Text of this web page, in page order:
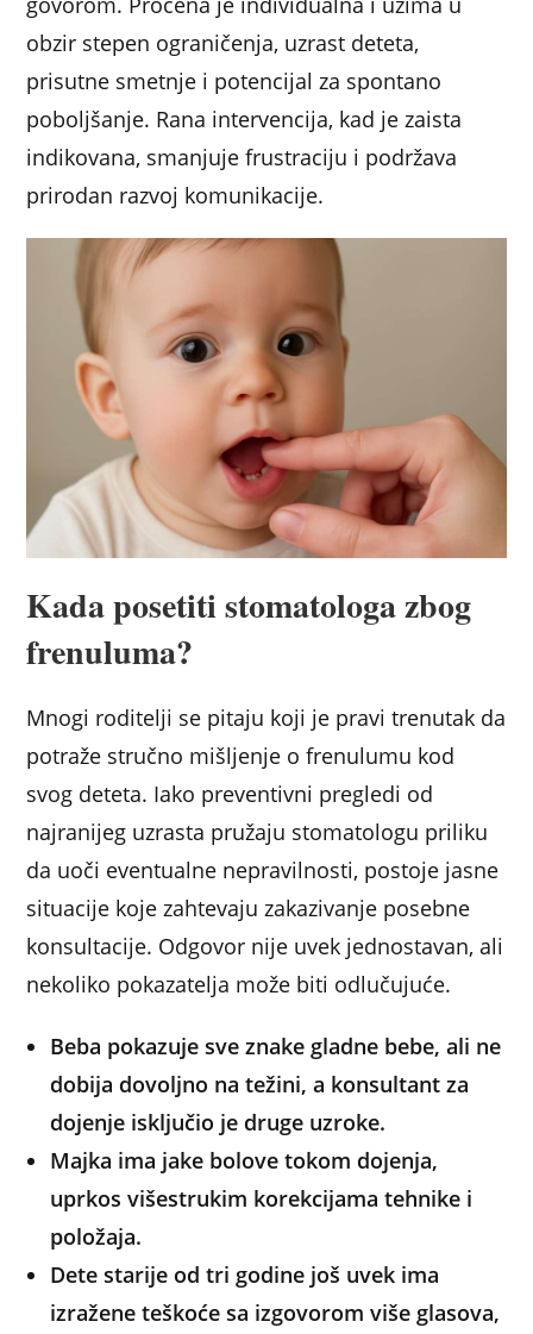
obzir stepen ograničenja, uzrast deteta,
prisutne smetnje i potencijal za spontano
poboljšanje. Rana intervencija, kad je zaista
indikovana, smanjuje frustraciju i podržava
prirodan razvoj komunikacije.
Kada posetiti stomatologa zbog
frenuluma?
Mnogi roditelji se pitaju koji je pravi trenutak da
potraže stručno mišljenje o frenulumu kod
svog deteta. Iako preventivni pregledi od
najranijeg uzrasta pružaju stomatologu priliku
da uoči eventualne nepravilnosti, postoje jasne
situacije koje zahtevaju zakazivanje posebne
konsultacije. Odgovor nije uvek jednostavan, ali
nekoliko pokazatelja može biti odlučujuće.
Beba pokazuje sve znake gladne bebe, ali ne
dobija dovoljno na težini, a konsultant za
dojenje isključio je druge uzroke.
Majka ima jake bolove tokom dojenja,
uprkos višestrukim korekcijama tehnike i
položaja.
Dete starije od tri godine još uvek ima
izražene teškoće sa izgovorom više glasova,